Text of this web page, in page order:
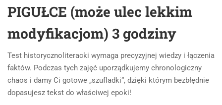
PIGUŁCE (może ulec lekkim
modyfikacjom) 3 godziny
Test historycznoliteracki wymaga precyzyjnej wiedzy i łączenia
faktów. Podczas tych zajęć uporządkujemy chronologiczny
chaos i damy Ci gotowe „szufladki”, dzięki którym bezbłędnie
dopasujesz tekst do właściwej epoki!